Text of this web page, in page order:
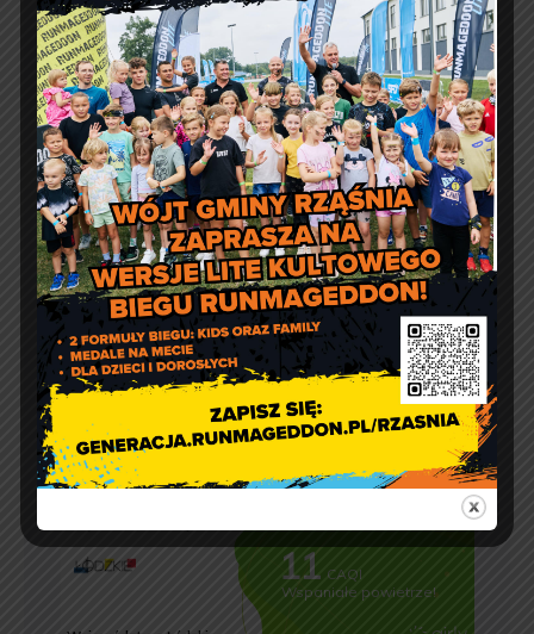
pon.: 9:00 – 17:00
wt. – pt.: 7:30 – 15:30
Jakość powietrza